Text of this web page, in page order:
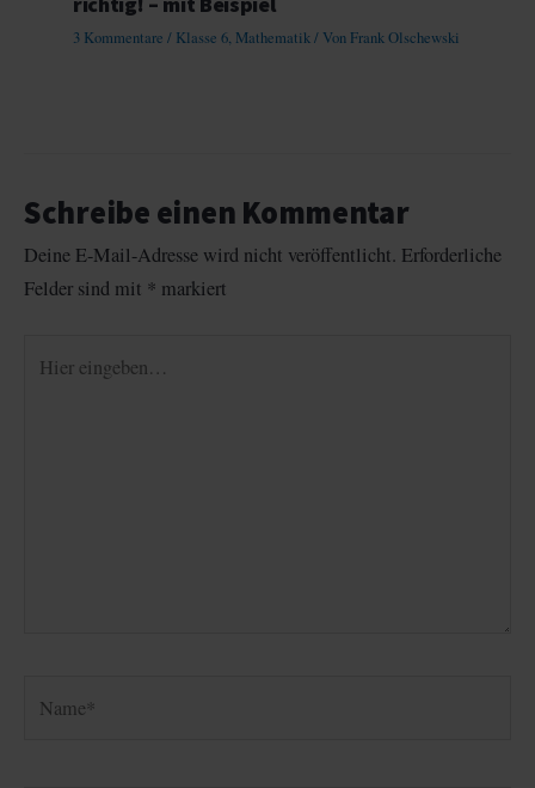
3 Kommentare / Klasse 6, Mathematik/ Von Frank Olschewski
Schreibe einen Kommentar
Deine E-Mail-Adresse wird nicht veröffentlicht. Erforderliche
Felder sind mit * markiert
eingeben…